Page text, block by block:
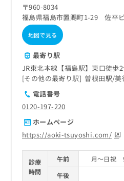
〒960-8034
福島県福島市置賜町1-29 佐平
地図で見る
最寄り駅
JR東北本線【福島駅】東口徒歩
その他の最寄り駅
曽根田駅 美
電話番号
0120-197-220
ホームページ
https://aoki-tsuyoshi.com/
診療
時間
午前
月～日祝
午後